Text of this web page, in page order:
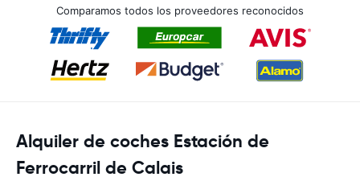
Comparamos todos los proveedores reconocidos
Alquiler de coches Estación de
Ferrocarril de Calais